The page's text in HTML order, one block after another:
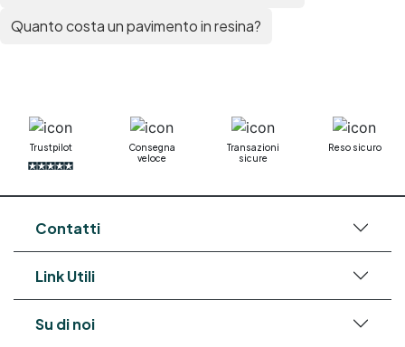
Quanto costa un pavimento in resina?
Trustpilot
Consegna
veloce
Transazioni
sicure
Reso sicuro
Contatti
Link Utili
Su di noi